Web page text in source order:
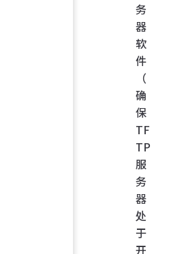
务
器
软
件
（
确
保
TF
TP
服
务
器
处
于
开